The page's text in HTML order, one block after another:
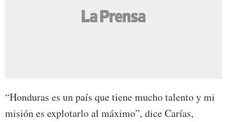
“Honduras es un país que tiene mucho talento y mi
misión es explotarlo al máximo”, dice Carías,